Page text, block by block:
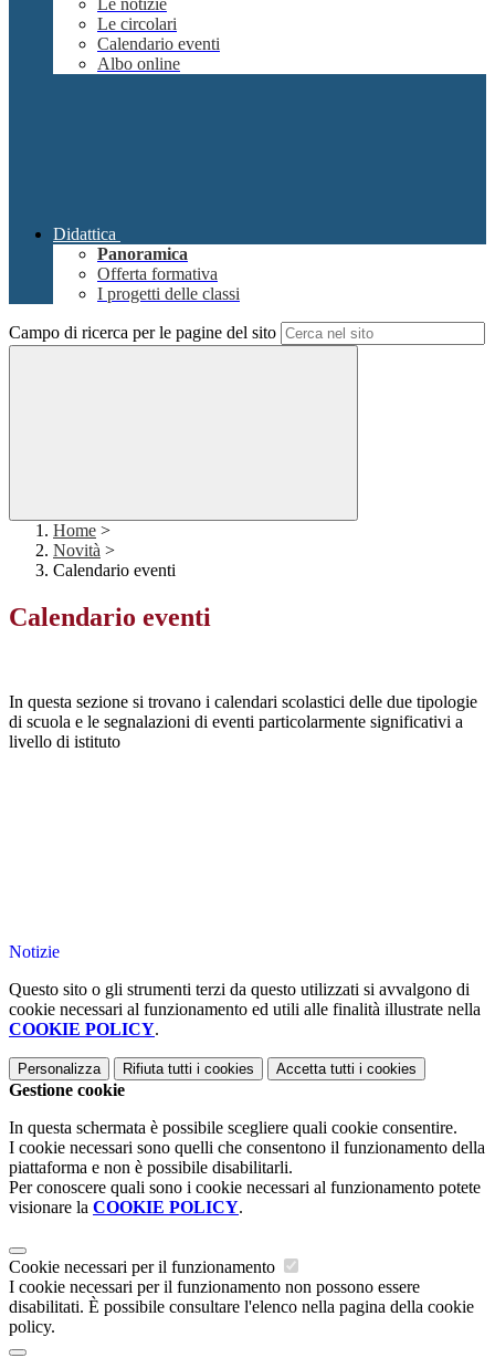
Le notizie
Le circolari
Calendario eventi
Albo online
Didattica
Panoramica
Offerta formativa
I progetti delle classi
Campo di ricerca per le pagine del sito
Home >
Novità >
Calendario eventi
Calendario eventi
In questa sezione si trovano i calendari scolastici delle due tipologie
di scuola e le segnalazioni di eventi particolarmente significativi a
livello di istituto
Notizie
Questo sito o gli strumenti terzi da questo utilizzati si avvalgono di
cookie necessari al funzionamento ed utili alle finalità illustrate nella
COOKIE POLICY.
Personalizza Rifiuta tutti i cookies Accetta tutti i cookies
Gestione cookie
In questa schermata è possibile scegliere quali cookie consentire.
I cookie necessari sono quelli che consentono il funzionamento della
piattaforma e non è possibile disabilitarli.
Per conoscere quali sono i cookie necessari al funzionamento potete
visionare la COOKIE POLICY.
Cookie necessari per il funzionamento
I cookie necessari per il funzionamento non possono essere
disabilitati. È possibile consultare l'elenco nella pagina della cookie
policy.